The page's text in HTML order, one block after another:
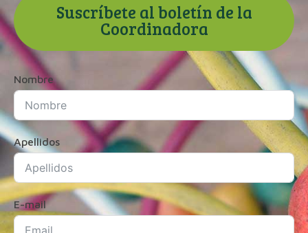
Suscríbete al boletín de la
Coordinadora
Nombre
Apellidos
E-mail